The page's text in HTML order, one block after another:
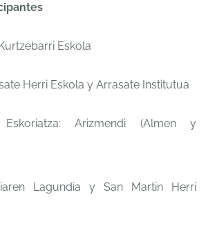
Eskola
Herri Eskola y Arrasate Institutua
Arizmendi (Almen y
Lagundia y San Martin Herri